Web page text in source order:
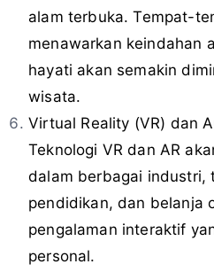
alam terbuka. Tempat-
menawarkan keindahan
hayati akan semakin
wisata.
Virtual Reality (VR) dan
Teknologi VR dan AR
dalam berbagai industri,
pendidikan, dan belanja
pengalaman interaktif
personal.